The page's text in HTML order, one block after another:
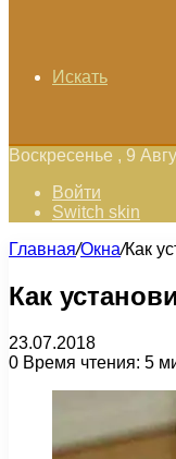
Искать
Воскресенье , 9
Войти
Switch skin
Главная/Окна/Как
Как
23.07.2018
0 Время чтения: 5